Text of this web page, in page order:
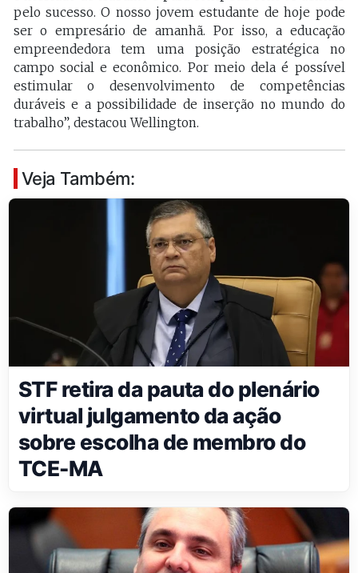
pelo sucesso. O nosso jovem estudante de hoje pode
ser o empresário de amanhã. Por isso, a educação
empreendedora tem uma posição estratégica no
campo social e econômico. Por meio dela é possível
estimular o desenvolvimento de competências
duráveis e a possibilidade de inserção no mundo do
trabalho”, destacou Wellington.
Veja Também:
STF retira da pauta do plenário
virtual julgamento da ação
sobre escolha de membro do
TCE-MA